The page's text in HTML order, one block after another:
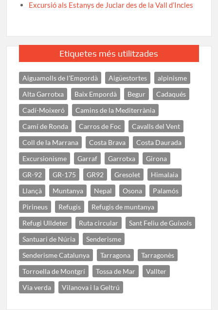
Excursió als Estanys de Juclar des de la Vall d’Incles
Etiquetes més utilitzades
Aiguamolls de l'Empordà Aigüestortes
alpinisme
Alta Garrotxa
Baix Empordà Begur
Cadaqués
Cadí-Moixeró
Camins de la Mediterrània
Camí de Ronda
Carros de Foc
Cavalls del Vent
Coll de la Marrana
Costa Brava
Costa Daurada
Excursionisme
Garraf Garrotxa
Girona
GR-92
GR-175 GR92 Gresolet
Himalaia
Llançà
Muntanya Nepal Osona
Palamós
Pirineus
Refugis
Refugis de muntanya
Refugi Ulldeter
Ruta circular
Sant Feliu de Guíxols
Santuari de Núria
Senderisme
Senderisme Catalunya
Tarragona
Tarragonès
Torroella de Montgrí
Tossa de Mar
Vallter
Via verda
Vilanova i la Geltrú